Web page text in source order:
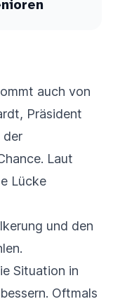
auch von
Präsident
der
Laut
Lücke
und den
Situation in
Oftmals